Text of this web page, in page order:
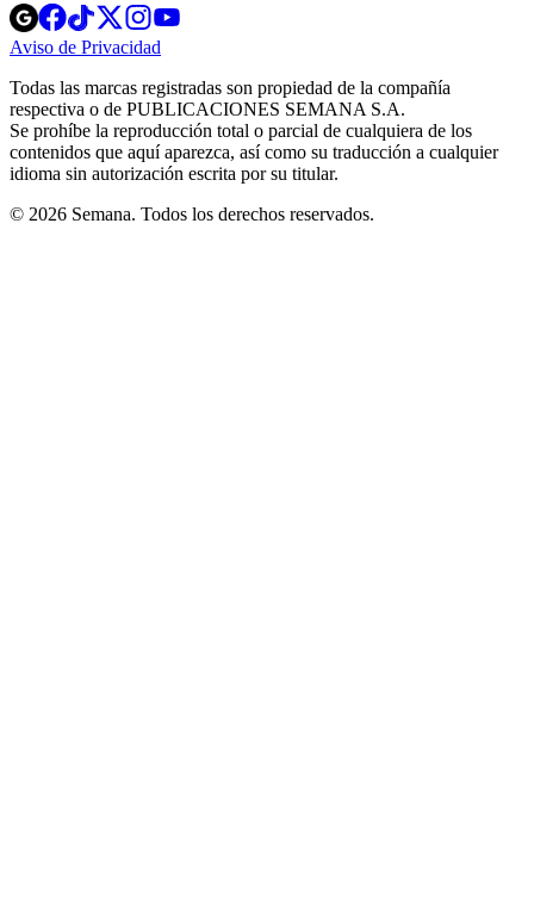
Opens
in
new
Opens
in
new
Opens
in
new
window
Opens
new
windowwindow
Aviso de Privacidad
new
window
Todas las marcas registradas son propiedad de la compañía
respectiva o de PUBLICACIONES SEMANA S.A.
Se prohíbe la reproducción total o parcial de cualquiera de los
contenidos que aquí aparezca, así como su traducción a cualquier
idioma sin autorización escrita por su titular.
© 2026 Semana. Todos los derechos reservados.